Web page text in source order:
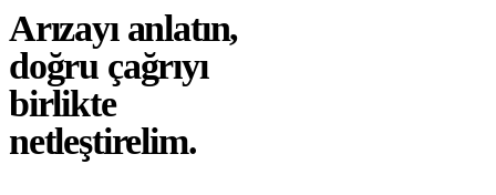
Arızayı anlatın,
doğru çağrıyı
birlikte
netleştirelim.